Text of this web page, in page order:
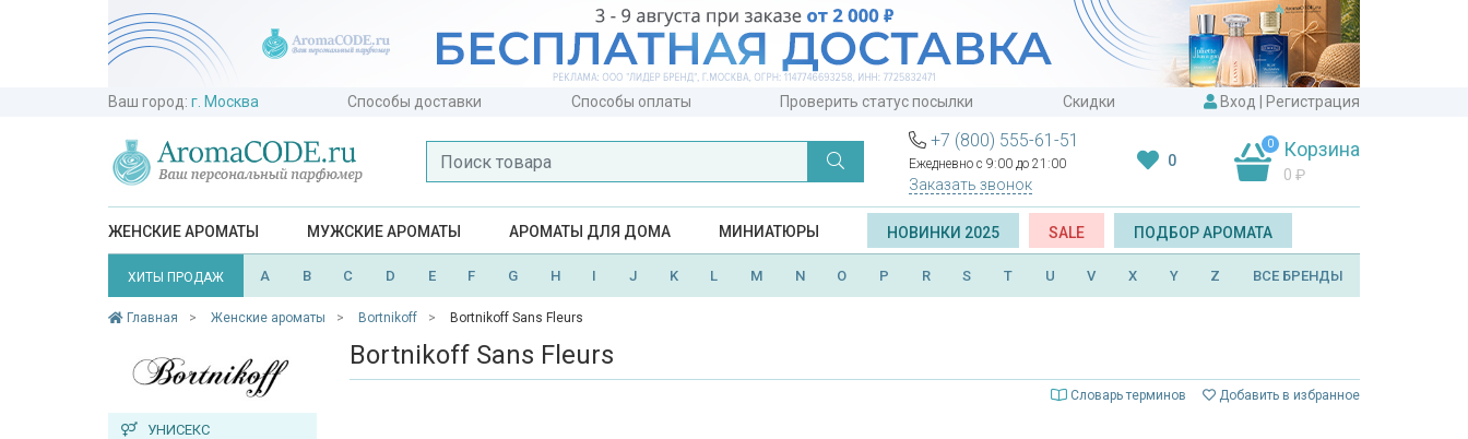
Ваш город: г. Москва Способы доставки Способы оплаты Проверить статус посылки Скидки Вход Регистрация
+7 (800) 555-61-51
Ежедневно с 9:00 до 21:00
Заказать звонок
0
0 Корзина
0 ₽
ЖЕНСКИЕ АРОМАТЫ МУЖСКИЕ АРОМАТЫ АРОМАТЫ ДЛЯ ДОМА МИНИАТЮРЫ НОВИНКИ 2025 SALE ПОДБОР АРОМАТА
ХИТЫ ПРОДАЖ A B C D E F G H I J K L M N O P R S T U V X Y Z ВСЕ БРЕНДЫ
Главная Женские ароматы Bortnikoff Bortnikoff Sans Fleurs
УНИСЕКС
Bortnikoff Sans Fleurs
Словарь терминов Добавить в избранное